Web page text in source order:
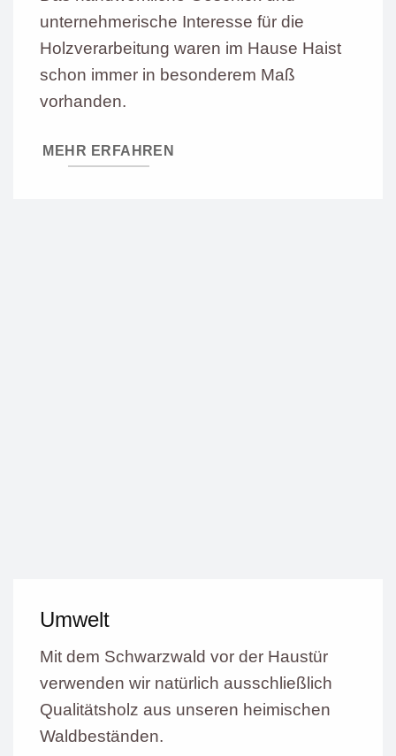
unternehmerische Interesse für die
Holzverarbeitung waren im Hause Haist
schon immer in besonderem Maß
vorhanden.
MEHR ERFAHREN
Umwelt
Mit dem Schwarzwald vor der Haustür
verwenden wir natürlich ausschließlich
Qualitätsholz aus unseren heimischen
Waldbeständen.